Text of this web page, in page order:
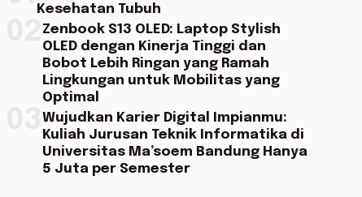
Kesehatan Tubuh
Zenbook S13 OLED: Laptop Stylish
OLED dengan Kinerja Tinggi dan
Bobot Lebih Ringan yang Ramah
Lingkungan untuk Mobilitas yang
Optimal
Wujudkan Karier Digital Impianmu:
Kuliah Jurusan Teknik Informatika di
Universitas Ma’soem Bandung Hanya
5 Juta per Semester